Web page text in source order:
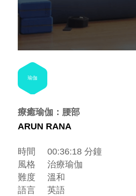
瑜伽
療癒瑜伽：腰部
ARUN RANA
時間
00:36:18 分鐘
風格
治療瑜伽
難度
溫和
語言
英語